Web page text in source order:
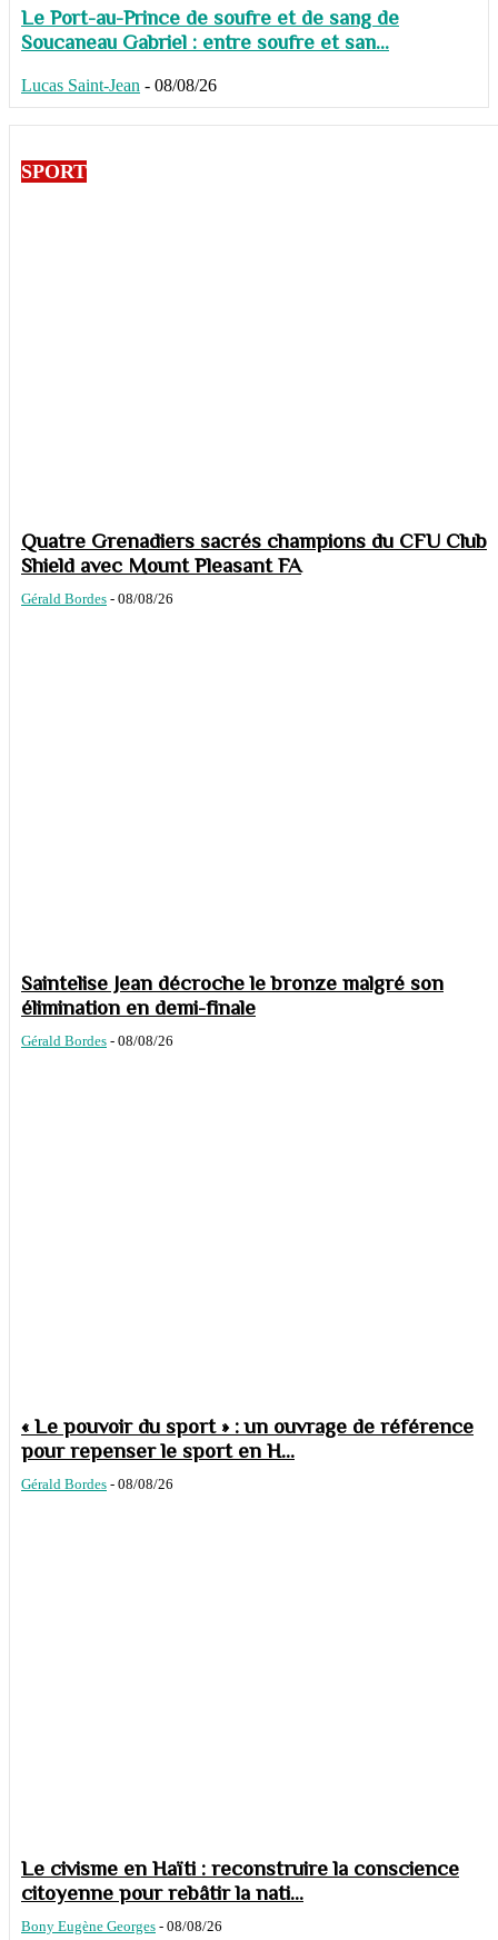
Le Port-au-Prince de soufre et de sang de
Soucaneau Gabriel : entre soufre et san...
Lucas Saint-Jean - 08/08/26
SPORT
Quatre Grenadiers sacrés champions du CFU Club
Shield avec Mount Pleasant FA
Gérald Bordes - 08/08/26
Saintelise Jean décroche le bronze malgré son
élimination en demi-finale
Gérald Bordes - 08/08/26
« Le pouvoir du sport » : un ouvrage de référence
pour repenser le sport en H...
Gérald Bordes - 08/08/26
Le civisme en Haïti : reconstruire la conscience
citoyenne pour rebâtir la nati...
Bony Eugène Georges - 08/08/26